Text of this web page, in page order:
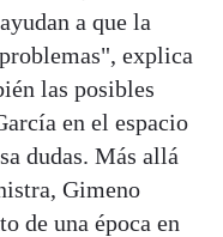
a que la
explica
las posibles
en el espacio
dudas. Más allá
Gimeno
de una época en